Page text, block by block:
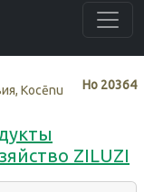
Нo 20364
Kocēnu
ZILUZI